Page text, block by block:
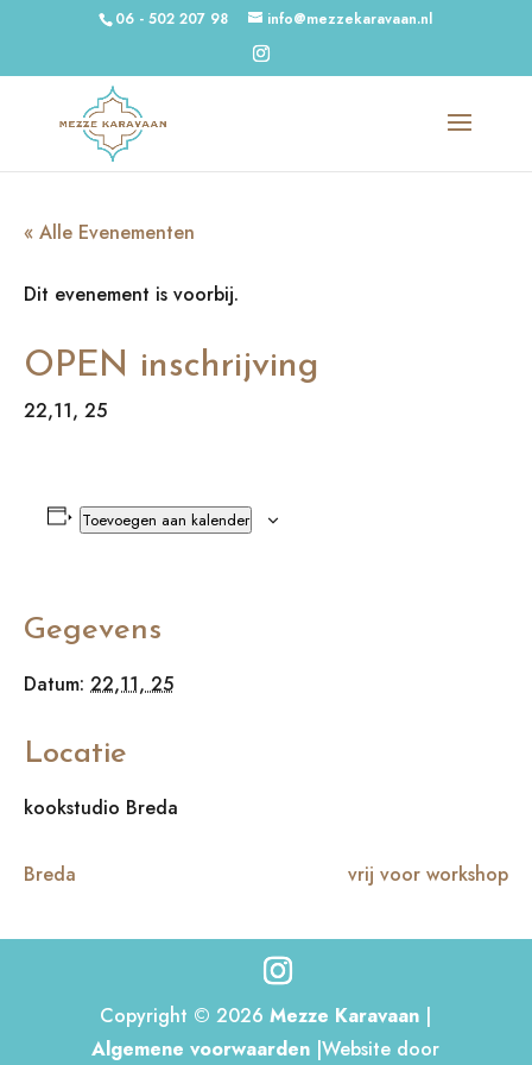
06 - 502 207 98 info@mezzekaravaan.nl
« Alle Evenementen
Dit evenement is voorbij.
OPEN inschrijving
22,11, 25
Toevoegen aan kalender
Gegevens
Datum: 22,11, 25
Locatie
kookstudio Breda
Breda vrij voor workshop
Copyright © 2026Mezze Karavaan |
Algemene voorwaarden |Website door